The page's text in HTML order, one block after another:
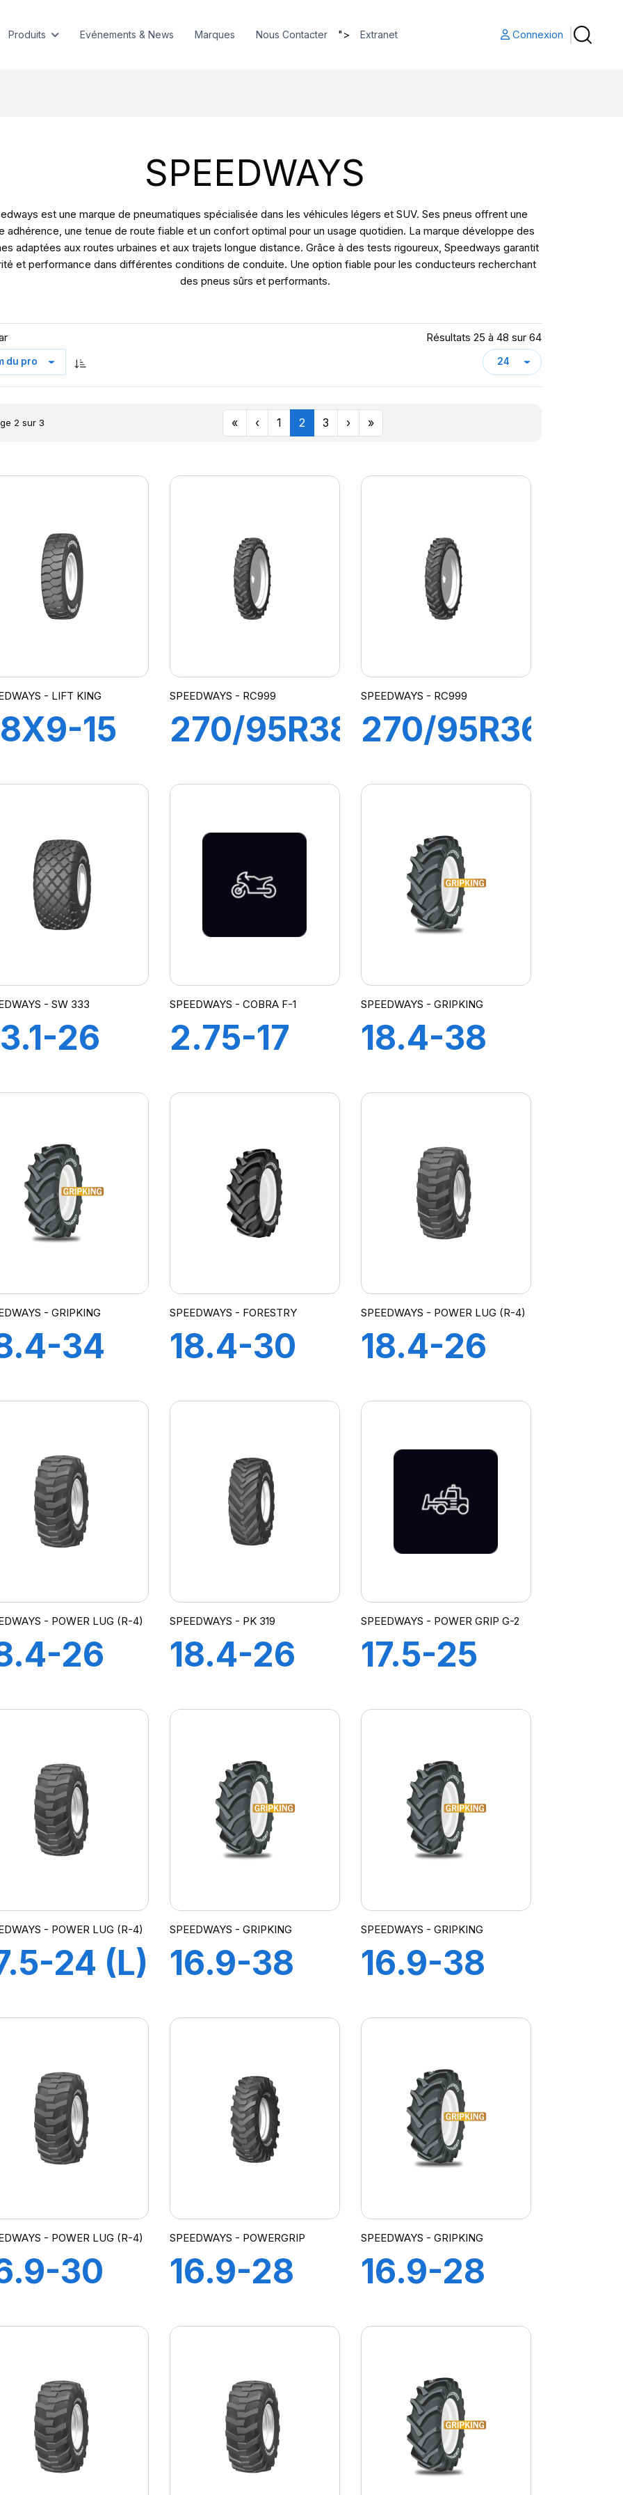
Produits Evénements & News Marques Nous Contacter "> Extranet Connexion
SPEEDWAYS
est une marque de pneumatiques spécialisée dans les véhicules légers et SUV. Ses pneus offrent une
adhérence, une tenue de route fiable et un confort optimal pour un usage quotidien. La marque développe des
adaptées aux routes urbaines et aux trajets longue distance. Grâce à des tests rigoureux, Speedways garantit
et performance dans différentes conditions de conduite. Une option fiable pour les conducteurs recherchant
des pneus sûrs et performants.
Résultats 25 à 48 sur 64
2 sur 3 « ‹ 1 2 3 › »
- LIFT KING
15
à ir
SPEEDWAYS - RC999
270/95R38
RC 999
SPEEDWAYS - RC999
270/95R36
RC 999
- SW 333
26
SPEEDWAYS - COBRA F-1
2.75-17
SPEEDWAYS - GRIPKING
18.4-38
- GRIPKING
34
SPEEDWAYS - FORESTRY
18.4-30
FORESTRY
SPEEDWAYS - POWER LUG (R-4)
18.4-26
LUG R-4
- POWER LUG (R-4)
26
(POWER
SPEEDWAYS - PK 319
18.4-26
SPEEDWAYS - POWER GRIP G-2
17.5-25
GRIP G-2
- POWER LUG (R-4)
24 (L)
4
SPEEDWAYS - GRIPKING
16.9-38
SPEEDWAYS - GRIPKING
16.9-38
- POWER LUG (R-4)
30
4
SPEEDWAYS - POWERGRIP
16.9-28
LUG R-4
SPEEDWAYS - GRIPKING
16.9-28